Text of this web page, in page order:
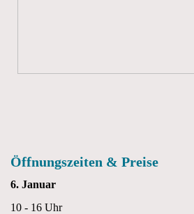
Öffnungszeiten & Preise
6. Januar
10 - 16 Uhr